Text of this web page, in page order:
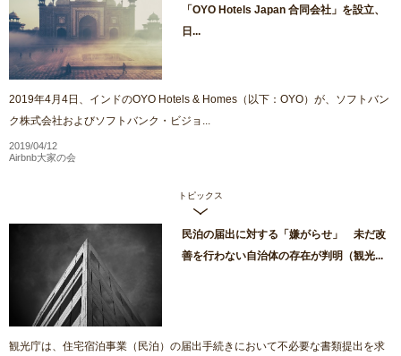
「OYO Hotels Japan 合同会社」を設立、
日...
2019年4月4日、インドのOYO Hotels & Homes（以下：OYO）が、ソフトバン
ク株式会社およびソフトバンク・ビジョ...
2019/04/12
Airbnb大家の会
トピックス
民泊の届出に対する「嫌がらせ」 未だ改
善を行わない自治体の存在が判明（観光...
観光庁は、住宅宿泊事業（民泊）の届出手続きにおいて不必要な書類提出を求